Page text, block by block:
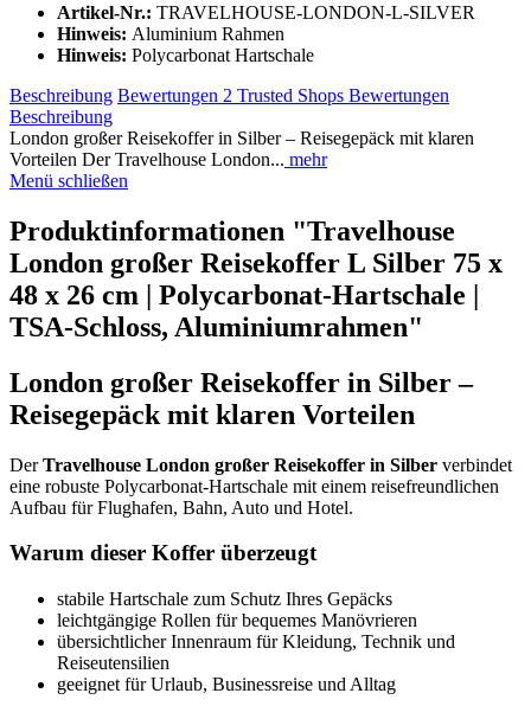
Artikel-Nr.: TRAVELHOUSE-LONDON-L-SILVER
Hinweis: Aluminium Rahmen
Hinweis: Polycarbonat Hartschale
Beschreibung Bewertungen 2 Trusted Shops Bewertungen
Beschreibung
London großer Reisekoffer in Silber – Reisegepäck mit klaren
Vorteilen Der Travelhouse London... mehr
Menü schließen
Produktinformationen "Travelhouse
London großer Reisekoffer L Silber 75 x
48 x 26 cm | Polycarbonat-Hartschale |
TSA-Schloss, Aluminiumrahmen"
London großer Reisekoffer in Silber –
Reisegepäck mit klaren Vorteilen
DerTravelhouse London großer Reisekoffer in Silber verbindet
eine robuste Polycarbonat-Hartschale mit einem reisefreundlichen
Aufbau für Flughafen, Bahn, Auto und Hotel.
Warum dieser Koffer überzeugt
stabile Hartschale zum Schutz Ihres Gepäcks
leichtgängige Rollen für bequemes Manövrieren
übersichtlicher Innenraum für Kleidung, Technik und
Reiseutensilien
geeignet für Urlaub, Businessreise und Alltag